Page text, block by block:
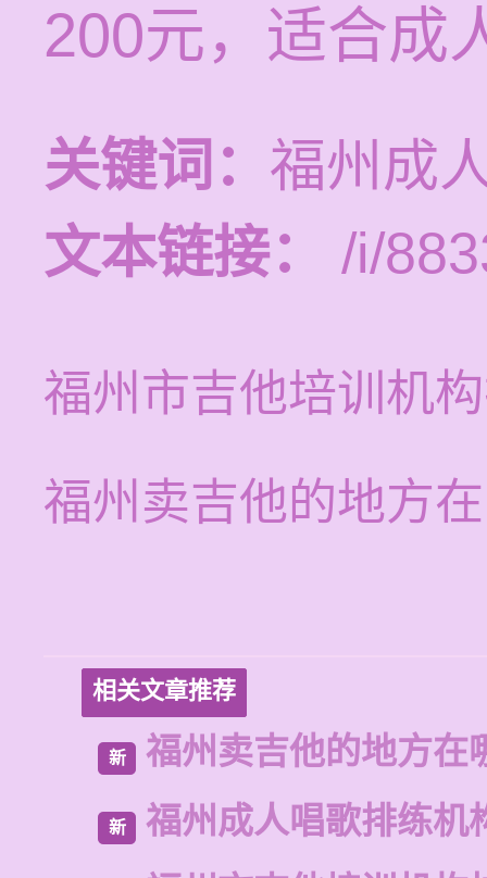
200元，适合成
关键词： 福州成
文本链接：
/i/
福州市吉他培训机
福州卖吉他的地方
相关文章推荐
新 福州卖吉他的地方在
新
福州成人唱歌排练机